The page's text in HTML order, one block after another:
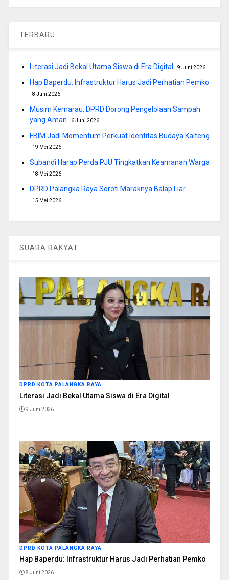
TERBARU
Literasi Jadi Bekal Utama Siswa di Era Digital 9 Juni 2026
Hap Baperdu: Infrastruktur Harus Jadi Perhatian Pemko
8 Juni 2026
Musim Kemarau, DPRD Dorong Pengelolaan Sampah
yang Aman
6 Juni 2026
FBIM Jadi Momentum Perkuat Identitas Budaya Kalteng
19 Mei 2026
Subandi Harap Perda PJU Tingkatkan Keamanan Warga
18 Mei 2026
DPRD Palangka Raya Soroti Maraknya Balap Liar
15 Mei 2026
SUARA RAKYAT
DPRD KOTA PALANGKA RAYA
Literasi Jadi Bekal Utama Siswa di Era Digital
9 Juni 2026
DPRD KOTA PALANGKA RAYA
Hap Baperdu: Infrastruktur Harus Jadi Perhatian Pemko
8 Juni 2026